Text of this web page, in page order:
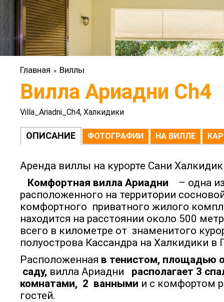
Главная » Виллы
Вилла Ариадни Ch4
Villa_Ariadni_Ch4, Халкидики
ОПИСАНИЕ ФОТОГРАФИИ НА ВИЛЛЕ
Аренда виллы на курорте Сани
Комфортная вилла Ариадни
– одна
расположенного на территории
комфортного приватного жилого
находится на расстоянии около 500
всего в километре от знаменитого
полуострова Кассандра на Халкидики в
Расположенная в тенистом, площадью
саду, вилла Ариадни
располагает 3
комнатами, 2 ванными и с комфортом
гостей.